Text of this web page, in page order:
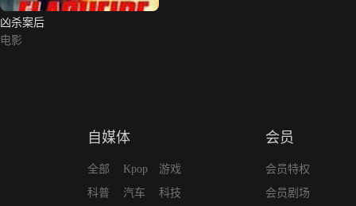
凶杀案后
电影
自媒体
全部
科普
Kpop
汽车
游戏
科技
会员
会员特权
会员剧场